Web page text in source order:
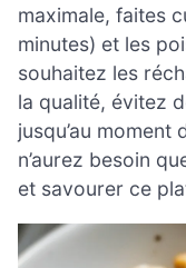
maximale, faites
minutes) et les
souhaitez les
la qualité, évitez
jusqu’au
n’aurez besoin
et savourer ce